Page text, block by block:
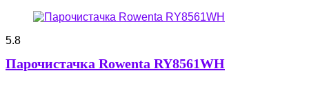
5.8
Парочистачка Rowenta RY8561WH